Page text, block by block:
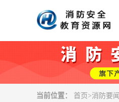
当前位置： 首页 >消防要闻